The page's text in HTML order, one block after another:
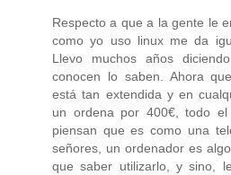
Respecto a que a la gente le
como yo uso linux me da
Llevo muchos años
conocen lo saben. Ahora
está tan extendida y en
un ordena por 400€, todo
piensan que es como una
señores, un ordenador es
que saber utilizarlo, y sino,